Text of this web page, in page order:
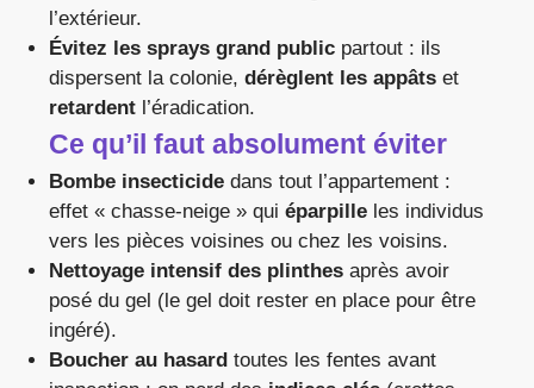
l’extérieur.
Évitez les sprays grand public partout : ils
dispersent la colonie, dérèglent les appâts et
retardent l’éradication.
Ce qu’il faut absolument éviter
Bombe insecticide dans tout l’appartement :
effet « chasse-neige » qui éparpille les individus
vers les pièces voisines ou chez les voisins.
Nettoyage intensif des plinthes après avoir
posé du gel (le gel doit rester en place pour être
ingéré).
Boucher au hasard toutes les fentes avant